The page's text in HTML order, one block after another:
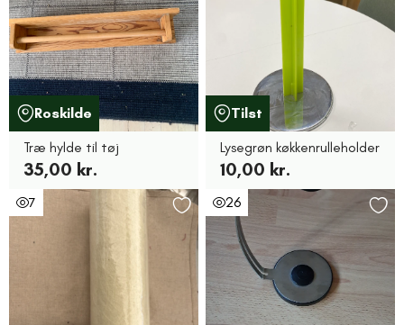
Roskilde
Træ hylde til tøj
35,00 kr.
Tilst
Lysegrøn køkkenrulleholder
10,00 kr.
7 26